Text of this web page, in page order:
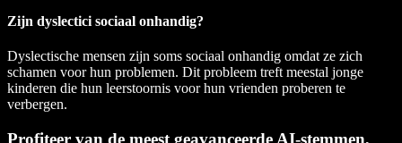
Zijn dyslectici sociaal onhandig?
Dyslectische mensen zijn soms sociaal onhandig omdat ze zich
schamen voor hun problemen. Dit probleem treft meestal jonge
kinderen die hun leerstoornis voor hun vrienden proberen te
verbergen.
Profiteer van de meest geavanceerde AI-stemmen,